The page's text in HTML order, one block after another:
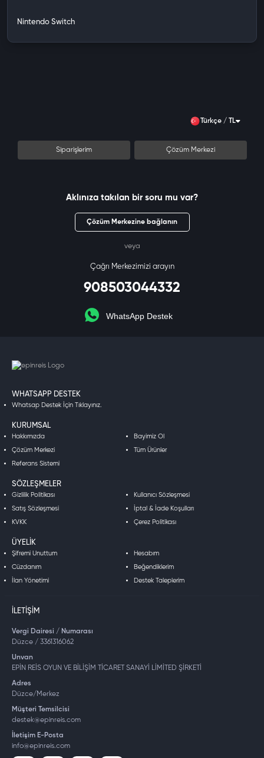
Nintendo Switch
Türkçe / TL
Siparişlerim Çözüm Merkezi
Aklınıza takılan bir soru mu var?
Çözüm Merkezine bağlanın
veya
Çağrı Merkezimizi arayın
908503044332
WhatsApp Destek
WHATSAPP DESTEK
Whatsap Destek İçin Tıklayınız.
KURUMSAL
Hakkımızda Bayimiz Ol
Çözüm Merkezi Tüm Ürünler
Referans Sistemi
SÖZLEŞMELER
Gizlilik Politikası Kullanıcı Sözleşmesi
Satış Sözleşmesi İptal & İade Koşulları
KVKK Çerez Politikası
ÜYELIK
Şifremi Unuttum Hesabım
Cüzdanım Beğendiklerim
İlan Yönetimi Destek Taleplerim
İLETIŞIM
Vergi Dairesi / Numarası
Düzce / 3361316062
Unvan
EPİN REİS OYUN VE BİLİŞİM TİCARET SANAYİ LİMİTED ŞİRKETİ
Adres
Düzce/Merkez
Müşteri Temsilcisi
destek@epinreis.com
İletişim E-Posta
info@epinreis.com